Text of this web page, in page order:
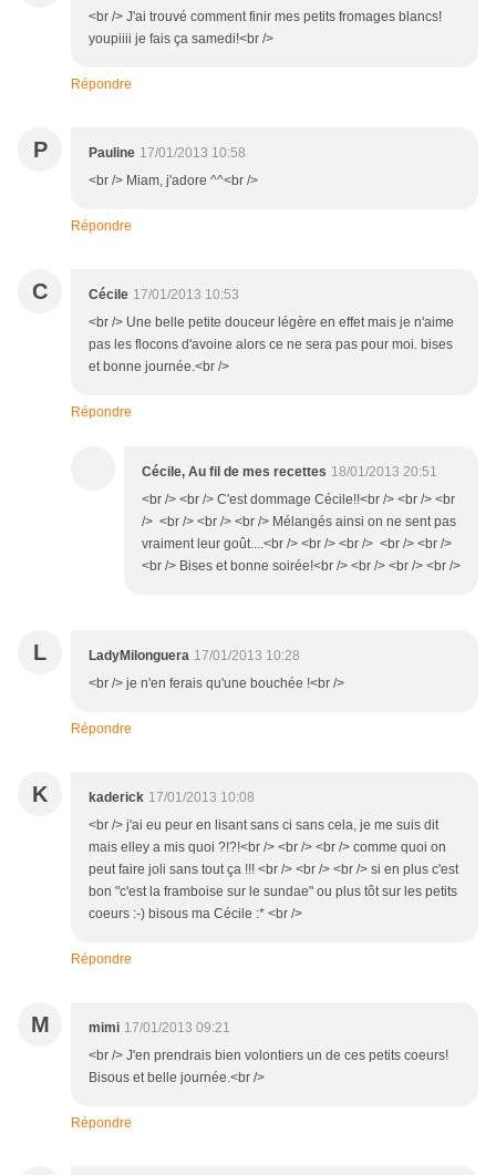
<br /> J'ai trouvé comment finir mes petits fromages blancs!
youpiiii je fais ça samedi!<br />
Répondre
P Pauline 17/01/2013 10:58
<br /> Miam, j'adore ^^<br />
Répondre
C Cécile 17/01/2013 10:53
<br /> Une belle petite douceur légère en effet mais je n'aime
pas les flocons d'avoine alors ce ne sera pas pour moi. bises
et bonne journée.<br />
Répondre
Cécile, Au fil de mes recettes 18/01/2013 20:51
<br /> <br /> C'est dommage Cécile!!<br /> <br /> <br
/> <br /> <br /> <br /> Mélangés ainsi on ne sent pas
vraiment leur goût....<br /> <br /> <br /> <br /> <br />
<br /> Bises et bonne soirée!<br /> <br /> <br /> <br />
L LadyMilonguera 17/01/2013 10:28
<br /> je n'en ferais qu'une bouchée !<br />
Répondre
K kaderick 17/01/2013 10:08
<br /> j'ai eu peur en lisant sans ci sans cela, je me suis dit
mais elley a mis quoi ?!?!<br /> <br /> <br /> comme quoi on
peut faire joli sans tout ça !!! <br /> <br /> <br /> si en plus c'est
bon "c'est la framboise sur le sundae" ou plus tôt sur les petits
coeurs :-) bisous ma Cécile :* <br />
Répondre
M mimi 17/01/2013 09:21
<br /> J'en prendrais bien volontiers un de ces petits coeurs!
Bisous et belle journée.<br />
Répondre